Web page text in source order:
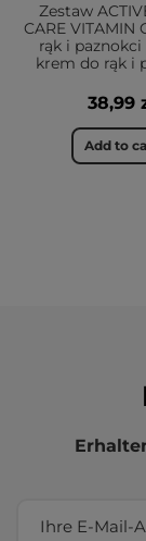
Zestaw
CARE VITAMIN
rąk i paznokci
krem do rąk i
38,99
Add to